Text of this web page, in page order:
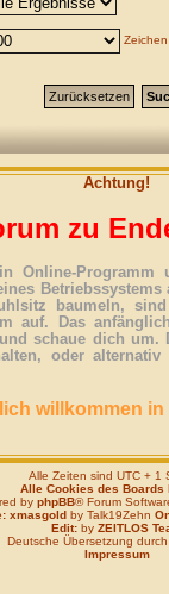
Achtung!
zu
Online-
baumeln,
auf. Das
schaue dich
oder
willkommen in
Alle Zeiten sind UTC + 1
Alle Cookies des Boards
by phpBB® Forum
xmasgoldby Talk19Zehn
Edit:by ZEITLOS
Deutsche Übersetzung durch
Impressum